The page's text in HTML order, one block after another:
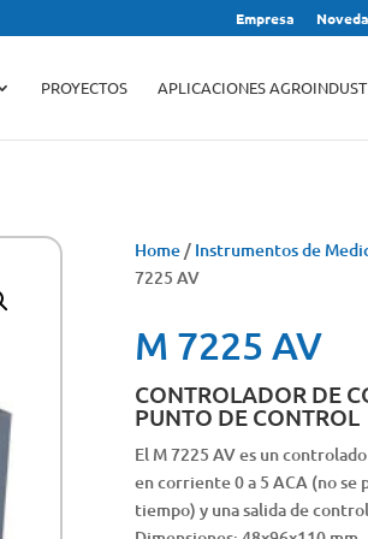
Empresa
PROYECTOS APLICACIONES
Products
Home/ Instrumentos de
7225 AV
M 7225 AV
CONTROLADOR DE
PUNTO DE CONTROL
El M 7225 AV es un
en corriente 0 a 5 ACA (no se
tiempo) y una salida de